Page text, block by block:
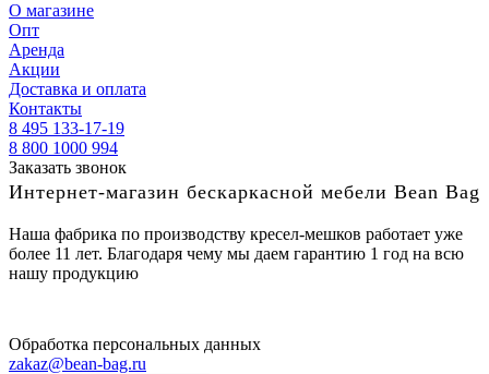
О магазине
Опт
Аренда
Акции
Доставка и оплата
Контакты
8 495 133-17-19
8 800 1000 994
Заказать звонок
Интернет-магазин бескаркасной мебели Bean Bag
Наша фабрика по производству кресел-мешков работает уже
более 11 лет. Благодаря чему мы даем гарантию 1 год на всю
нашу продукцию
Обработка персональных данных
zakaz@bean-bag.ru